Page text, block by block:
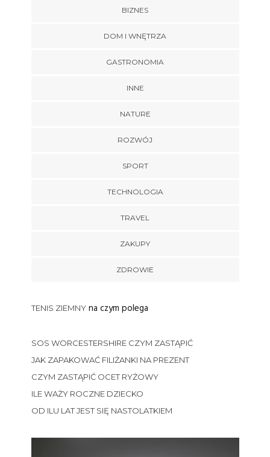
BIZNES
DOM I WNĘTRZA
GASTRONOMIA
INNE
NATURE
ROZWÓJ
SPORT
TECHNOLOGIA
TRAVEL
ZAKUPY
ZDROWIE
TENIS ZIEMNYna czym polega
SOS WORCESTERSHIRE CZYM ZASTĄPIĆ
JAK ZAPAKOWAĆ FILIŻANKI NA PREZENT
CZYM ZASTĄPIĆ OCET RYŻOWY
ILE WAŻY ROCZNE DZIECKO
OD ILU LAT JEST SIĘ NASTOLATKIEM